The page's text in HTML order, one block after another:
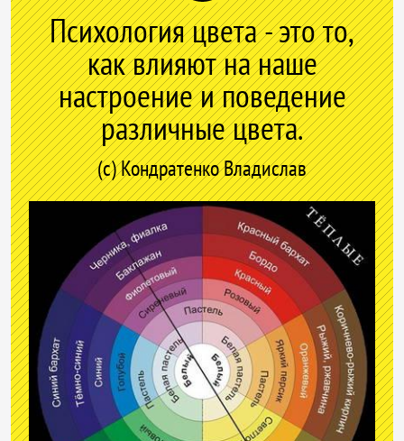
Психология цвета - это то,
как влияют на наше
настроение и поведение
различные цвета.
(с) Кондратенко Владислав